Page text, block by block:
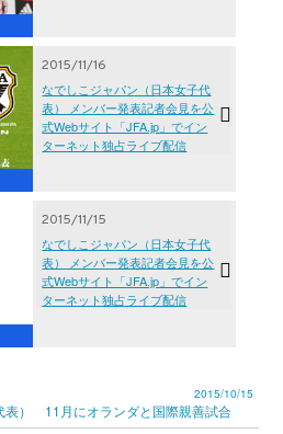
2015/11/16
なでしこジャパン（日本女子代
表） メンバー発表記者会見を公
式Webサイト「JFA.jp」でイン
ターネット独占ライブ配信
2015/11/15
なでしこジャパン（日本女子代
表） メンバー発表記者会見を公
式Webサイト「JFA.jp」でイン
ターネット独占ライブ配信
2015/10/15
表） 11月にオランダと国際親善試合